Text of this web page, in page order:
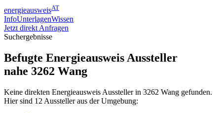
energieausweisAT
InfoUnterlagenWissen
Jetzt direkt Anfragen
Suchergebnisse
Befugte Energieausweis Aussteller
nahe 3262 Wang
Keine direkten Energieausweis Aussteller in 3262 Wang gefunden.
Hier sind 12 Aussteller aus der Umgebung: